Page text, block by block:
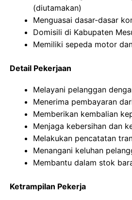
(diutamakan)
Menguasai dasar-dasar
Domisili di Kabupaten
Memiliki sepeda motor
Detail Pekerjaan
Melayani pelanggan
Menerima pembayaran
Memberikan kembalian
Menjaga kebersihan dan
Melakukan pencatatan
Menangani keluhan
Membantu dalam stok
Ketrampilan Pekerja